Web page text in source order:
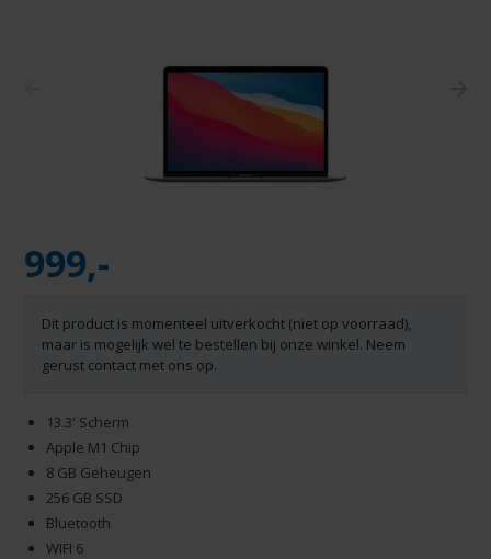
999,-
Dit product is momenteel uitverkocht (niet op voorraad),
maar is mogelijk wel te bestellen bij onze winkel. Neem
gerust contact met ons op.
13.3' Scherm
Apple M1 Chip
8 GB Geheugen
256 GB SSD
Bluetooth
WIFI 6